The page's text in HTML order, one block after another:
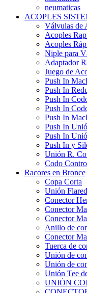
neumaticas
ACOPLES
Válvulas de
Acoples
Acoples
Niple para
Adaptador
Juego de
Push In
Push In
Push In
Push In
Push In
Push In
Push In
Push In y
Unión R.
Codo
Racores en Bronce
Copa Corta
Unión Flared
Conector
Conector
Conector
Anillo de
Conector
Tuerca de
Unión de
Unión de
Unión Tee
UNIÓN